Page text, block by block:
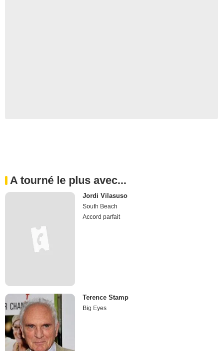
A tourné le plus avec...
Jordi Vilasuso
South Beach
Accord parfait
Terence Stamp
Big Eyes